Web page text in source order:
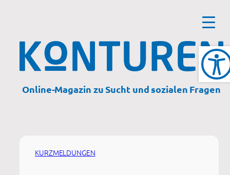
Online-Magazin zu Sucht und sozialen Fragen
KURZMELDUNGEN